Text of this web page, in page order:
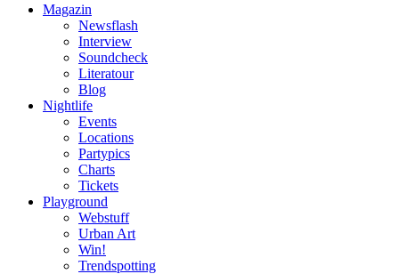
Magazin
Newsflash
Interview
Soundcheck
Literatour
Blog
Nightlife
Events
Locations
Partypics
Charts
Tickets
Playground
Webstuff
Urban Art
Win!
Trendspotting